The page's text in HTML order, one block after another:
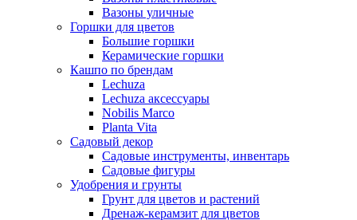
Вазоны уличные
Горшки для цветов
Большие горшки
Керамические горшки
Кашпо по брендам
Lechuza
Lechuza аксессуары
Nobilis Marco
Planta Vita
Садовый декор
Садовые инструменты, инвентарь
Садовые фигуры
Удобрения и грунты
Грунт для цветов и растений
Дренаж-керамзит для цветов